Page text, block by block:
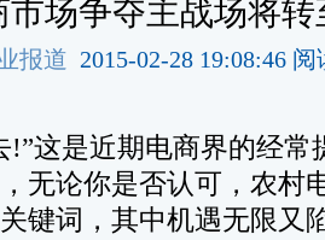
市场争夺主战场将
报道 2015-02-28 19:08:46
是近期电商界的经常
无论你是否认可，农村
键词，其中机遇无限又